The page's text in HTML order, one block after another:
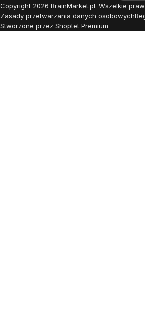
Copyright 2026 BrainMarket.pl. Wszelkie
Zasady przetwarzania danych osobowych
Stworzone przez Shoptet Premium